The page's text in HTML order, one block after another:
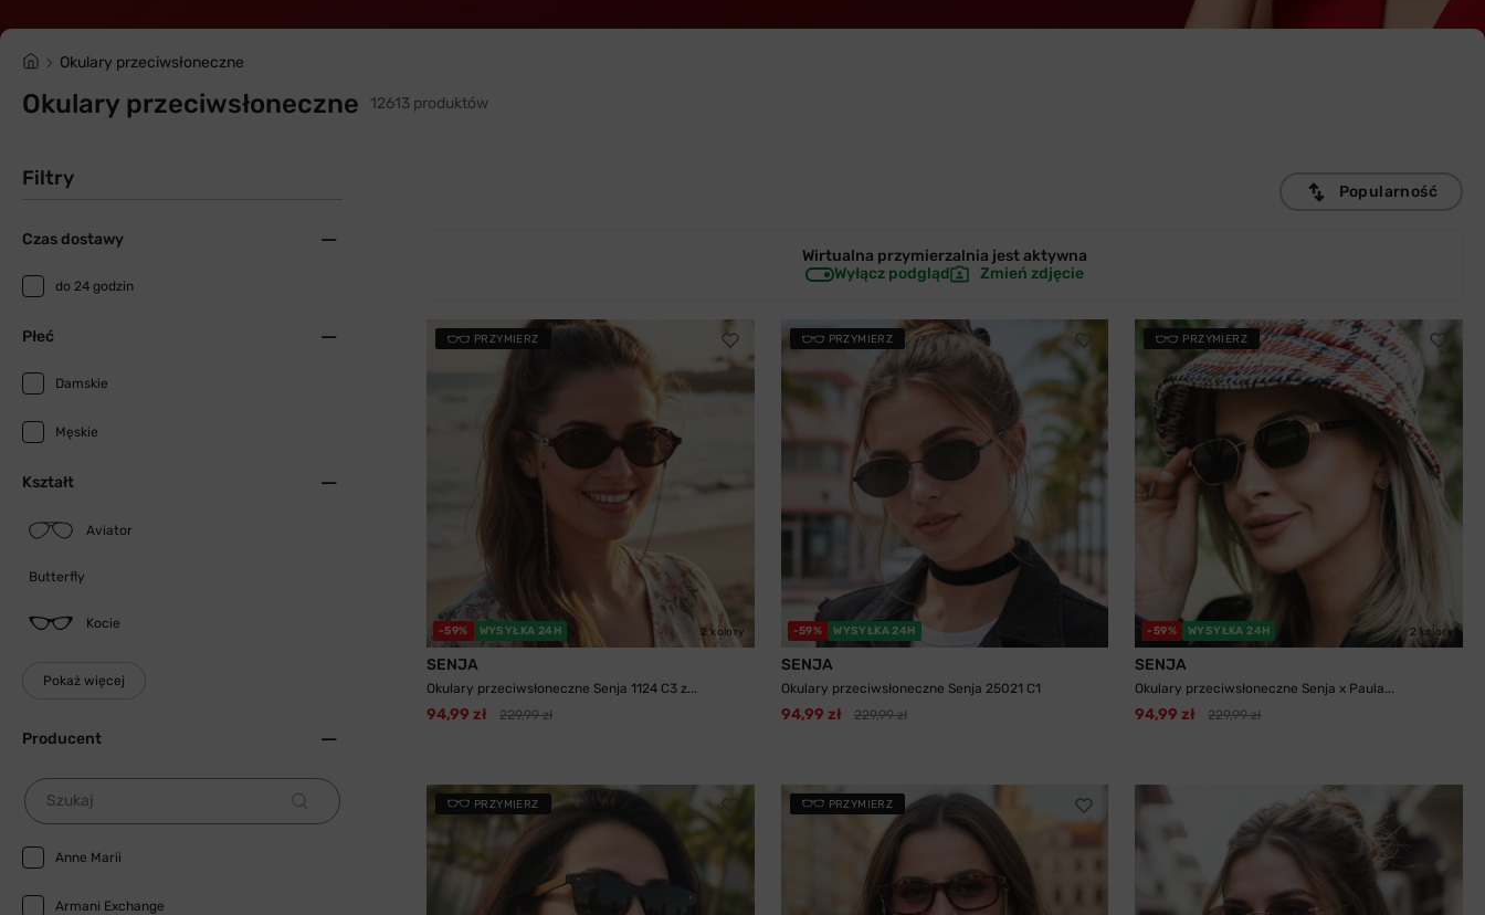
Okulary przeciwsłoneczne
Okulary przeciwsłoneczne 12613 produktów
Filtry
Czas dostawy
do 24 godzin
Płeć
Damskie
Męskie
Kształt
Aviator
Butterfly
Kocie
Pokaż więcej
Producent
Szukaj
Anne Marii
Armani Exchange
Popularność
Wirtualna przymierzalnia jestaktywna
Wyłącz podgląd
Zmień zdjęcie
PRZYMIERZ
-59% WYSYŁKA 24H 2 kolory
SENJA
Okulary przeciwsłoneczne Senja 1124 C3 z...
94,99 zł 229,99 zł
PRZYMIERZ
-59% WYSYŁKA 24H
SENJA
Okulary przeciwsłoneczne Senja 25021 C1
94,99 zł 229,99 zł
PRZYMIERZ
-59% WYSYŁKA 24H 2 kolory
SENJA
Okulary przeciwsłoneczne Senja x Paula...
94,99 zł 229,99 zł
PRZYMIERZ PRZYMIERZ